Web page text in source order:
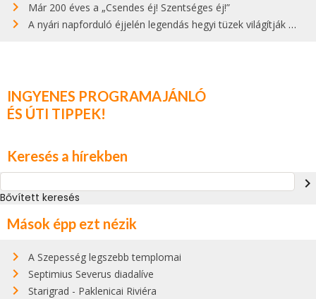
Már 200 éves a „Csendes éj! Szentséges éj!”
A nyári napforduló éjjelén legendás hegyi tüzek világítják meg Zugspitzét
INGYENES PROGRAMAJÁNLÓ
ÉS ÚTI TIPPEK!
Keresés a hírekben
navigate_next
Bővített keresés
Mások épp ezt nézik
A Szepesség legszebb templomai
Septimius Severus diadalíve
Starigrad - Paklenicai Riviéra